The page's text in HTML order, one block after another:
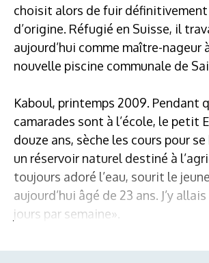
choisit alors de fuir définitivement
d’origine. Réfugié en Suisse, il
aujourd’hui comme maître-nageur
nouvelle piscine communale de
Kaboul, printemps 2009. Pendant
camarades sont à l’école, le petit
douze ans, sèche les cours pour
un réservoir naturel destiné à
toujours adoré l’eau, sourit le
aujourd’hui âgé de 23 ans. J’y
jours par semaine».